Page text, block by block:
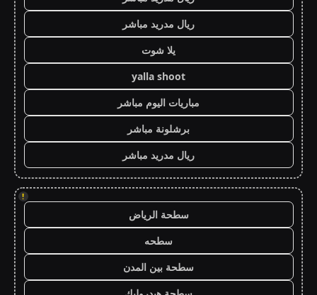
ريال مدريد مباشر
يلا شوت
yalla shoot
مباريات اليوم مباشر
برشلونة مباشر
ريال مدريد مباشر
!
سطحة الرياض
سطحه
سطحة بين المدن